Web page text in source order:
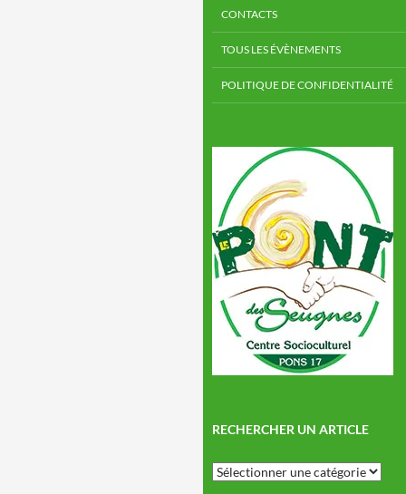
CONTACTS
TOUS LES ÉVÈNEMENTS
POLITIQUE DE CONFIDENTIALITÉ
RECHERCHER UN ARTICLE
Rechercher
un